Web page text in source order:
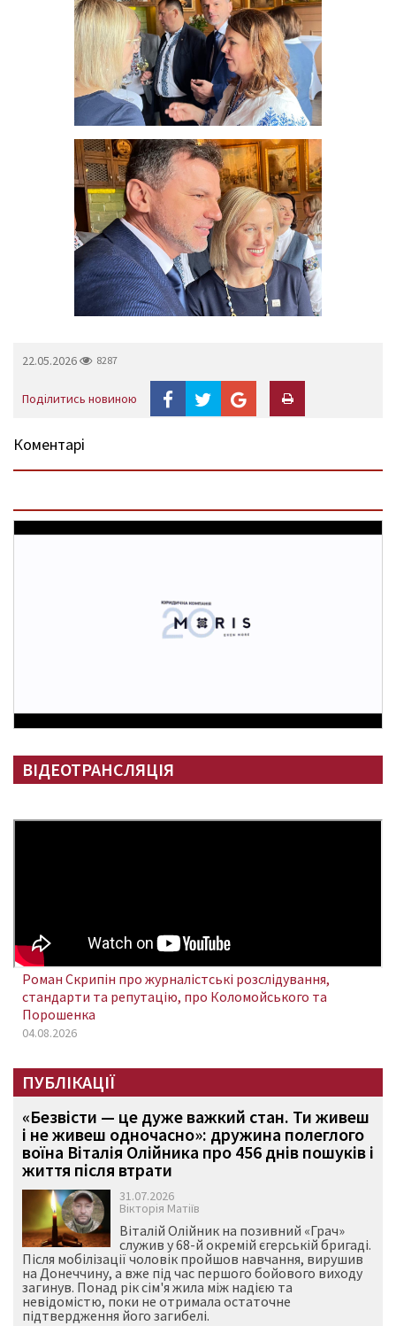
22.05.2026 8287
Поділитись новиною
Коментарі
ВІДЕОТРАНСЛЯЦІЯ
Роман Скрипін про журналістські розслідування,
стандарти та репутацію, про Коломойського та
Порошенка
04.08.2026
ПУБЛІКАЦІЇ
«Безвісти — це дуже важкий стан. Ти живеш
і не живеш одночасно»: дружина полеглого
воїна Віталія Олійника про 456 днів пошуків і
життя після втрати
31.07.2026
Вікторія Матіїв
Віталій Олійник на позивний «Грач»
служив у 68-й окремій єгерській бригаді.
Після мобілізації чоловік пройшов навчання, вирушив
на Донеччину, а вже під час першого бойового виходу
загинув. Понад рік сім'я жила між надією та
невідомістю, поки не отримала остаточне
підтвердження його загибелі.